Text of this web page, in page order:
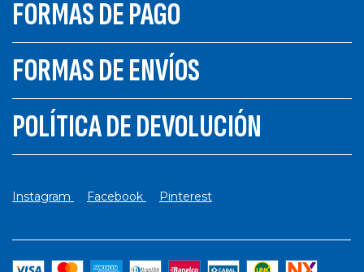
FORMAS DE PAGO
FORMAS DE ENVÍOS
POLÍTICA DE DEVOLUCIÓN
Instagram Facebook Pinterest